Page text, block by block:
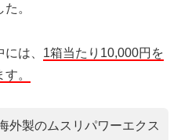
。
は、 1箱当たり10,000円を
。
外製のムスリパワーエクス